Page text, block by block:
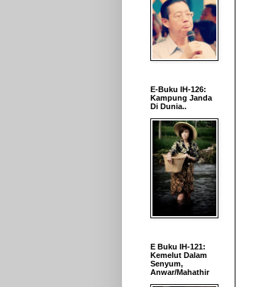
E-Buku IH-126:
Kampung Janda
Di Dunia..
E Buku IH-121:
Kemelut Dalam
Senyum,
Anwar/Mahathir